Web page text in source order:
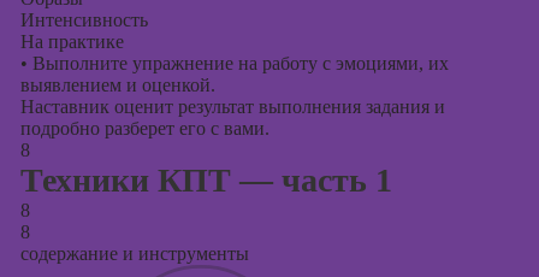
Интенсивность
На практике
• Выполните упражнение на работу с эмоциями, их
выявлением и оценкой.
Наставник оценит результат выполнения задания и
подробно разберет его с вами.
8
Техники КПТ — часть 1
8
8
содержание и инструменты